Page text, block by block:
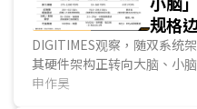
用。...
规格
DIGITIMES观察，随双系统
其硬件架构正转向大脑、小
由大脑层主导多模态推理与
申作昊